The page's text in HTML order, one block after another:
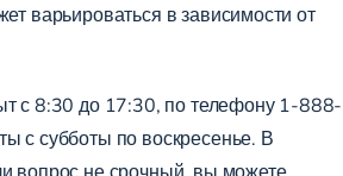
варьироваться в зависимости от
с 8:30 до 17:30, по телефону 1-888-
с субботы по воскресенье. В